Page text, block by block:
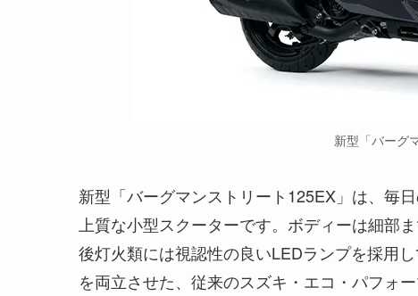
新型「バーグ
新型「バーグマンストリート125EX」は、毎
上質な小型スクーターです。ボディーは細部
後灯火類には視認性の良いLEDランプを採用
を両立させた、従来のスズキ・エコ・パフォ